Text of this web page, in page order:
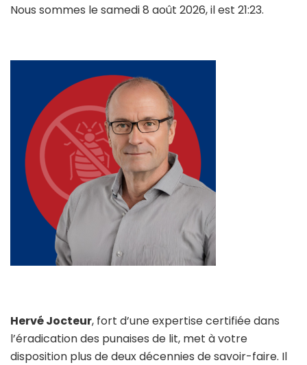
Nous sommes le samedi 8 août 2026, il est 21:23.
Hervé Jocteur, fort d’une expertise certifiée dans
l’éradication des punaises de lit, met à votre
disposition plus de deux décennies de savoir-faire. Il